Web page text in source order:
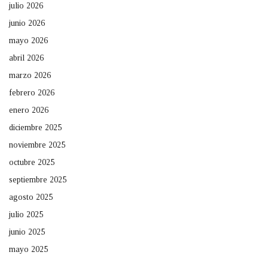
julio 2026
junio 2026
mayo 2026
abril 2026
marzo 2026
febrero 2026
enero 2026
diciembre 2025
noviembre 2025
octubre 2025
septiembre 2025
agosto 2025
julio 2025
junio 2025
mayo 2025